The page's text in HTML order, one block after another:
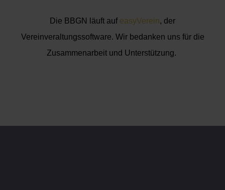
Die BBGN läuft auf easyVerein, der
Vereinveraltungssoftware. Wir bedanken uns für die
Zusammenarbeit und Unterstützung.